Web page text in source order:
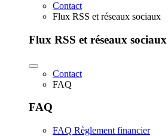
Contact
Flux RSS et réseaux sociaux
Flux RSS et réseaux sociaux
Contact
FAQ
FAQ
FAQ Règlement financier